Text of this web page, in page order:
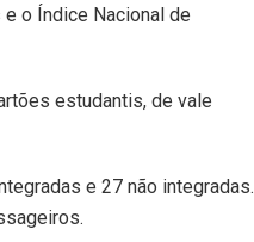
o Índice Nacional de
estudantis, de vale
e 27 não integradas.